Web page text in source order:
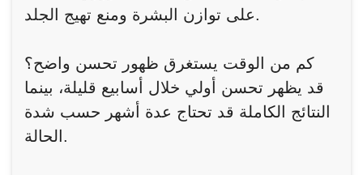
على توازن البشرة ومنع تهيج الجلد.
كم من الوقت يستغرق ظهور تحسن واضح؟
قد يظهر تحسن أولي خلال أسابيع قليلة، بينما
النتائج الكاملة قد تحتاج عدة أشهر حسب شدة
الحالة.